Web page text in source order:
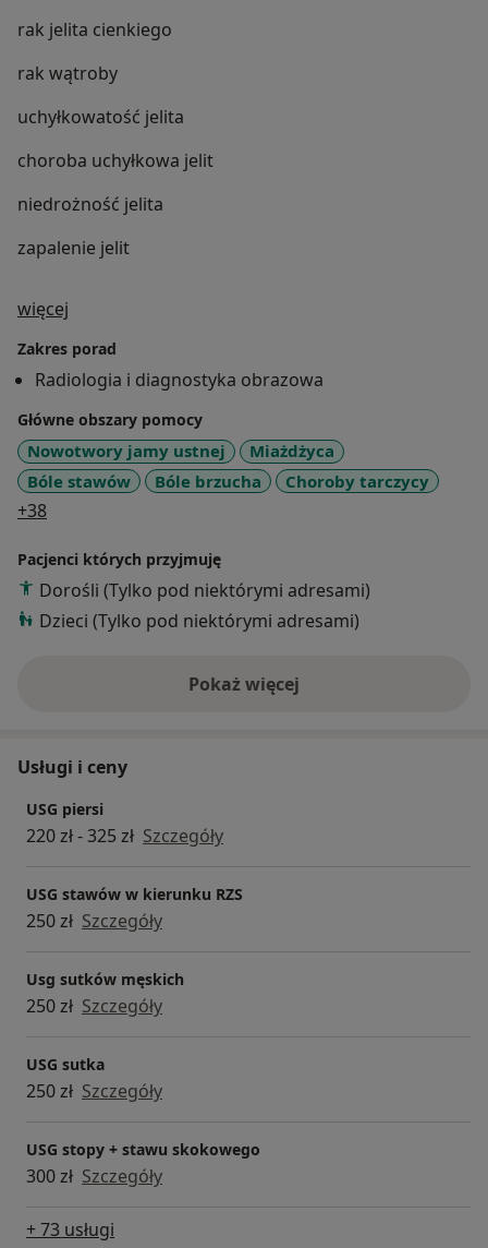
rak jelita cienkiego
rak wątroby
uchyłkowatość jelita
choroba uchyłkowa jelit
niedrożność jelita
zapalenie jelit
więcej
Zakres porad
Radiologia i diagnostyka obrazowa
Główne obszary pomocy
Nowotwory jamy ustnej
Miażdżyca
Bóle stawów
Bóle brzucha Choroby tarczycy
+38a11y_sr_more_diseases
Pacjenci których przyjmuję
Dorośli (Tylko pod niektórymi adresami)
Dzieci (Tylko pod niektórymi adresami)
Pokaż więcejo doświadczeniu
Usługi i ceny
USG piersi
220 zł - 325 zł Szczegóły
USG stawów w kierunku RZS
250 zł Szczegóły
Usg sutków męskich
250 zł Szczegóły
USG sutka
250 zł Szczegóły
USG stopy + stawu skokowego
300 zł Szczegóły
+ 73 usługi